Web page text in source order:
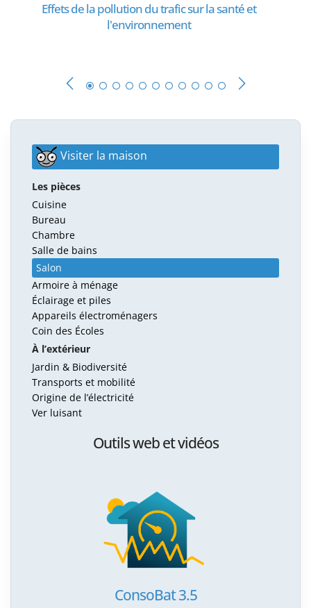
Effets de la pollution du trafic sur la santé et
l'environnement
Visiter la maison
Les pièces
Cuisine
Bureau
Chambre
Salle de bains
Salon
Armoire à ménage
Éclairage et piles
Appareils électroménagers
Coin des Écoles
À l’extérieur
Jardin & Biodiversité
Transports et mobilité
Origine de l’électricité
Ver luisant
Outils web et vidéos
ConsoBat 3.5